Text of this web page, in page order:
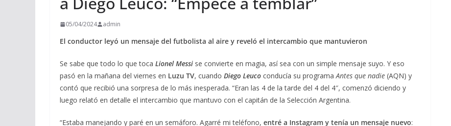
05/04/2024 admin
El conductor leyó un mensaje del futbolista al aire y reveló el intercambio que mantuvieron
Se sabe que todo lo que toca Lionel Messi se convierte en magia, así sea con un simple mensaje suyo. Y eso
pasó en la mañana del viernes en Luzu TV, cuando Diego Leuco conducía su programaAntes que nadie (AQN) y
contó que recibió una sorpresa de lo más inesperada. “Eran las 4 de la tarde del 4 del 4″, comenzó diciendo y
luego relató en detalle el intercambio que mantuvo con el capitán de la Selección Argentina.
“Estaba manejando y paré en un semáforo. Agarré mi teléfono, entré a Instagram y tenía un mensaje nuevo: